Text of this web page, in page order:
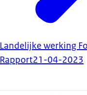
Landelijke werking
Rapport21-04-2023